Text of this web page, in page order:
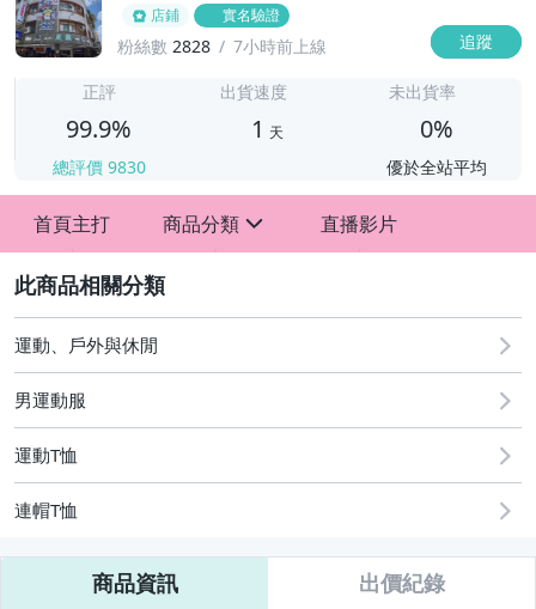
店鋪 實名驗證
粉絲數 2828 7小時前上線 追蹤
正評
99.9%
總評價 9830
出貨速度
1 天
未出貨率
0%
優於全站平均
首頁主打 商品分類 直播影片
運動、戶外與休閒
男運動服
運動T恤
連帽T恤
商品資訊 出價紀錄